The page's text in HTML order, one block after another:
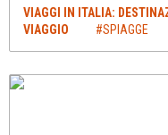
VIAGGI IN ITALIA:
VIAGGIO
#SPIAGGE